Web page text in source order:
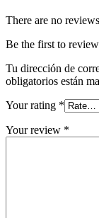
There are no
Be the first to
Tu dirección de
obligatorios están
Your rating *
Your review *